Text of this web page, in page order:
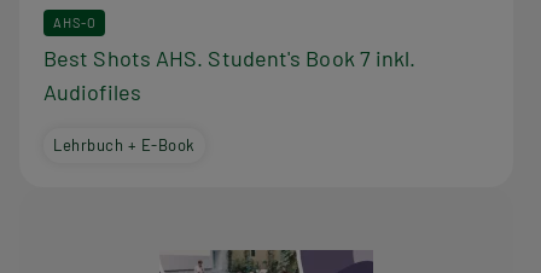
AHS-O
Best Shots AHS. Student's Book 7 inkl.
Audiofiles
Lehrbuch + E-Book